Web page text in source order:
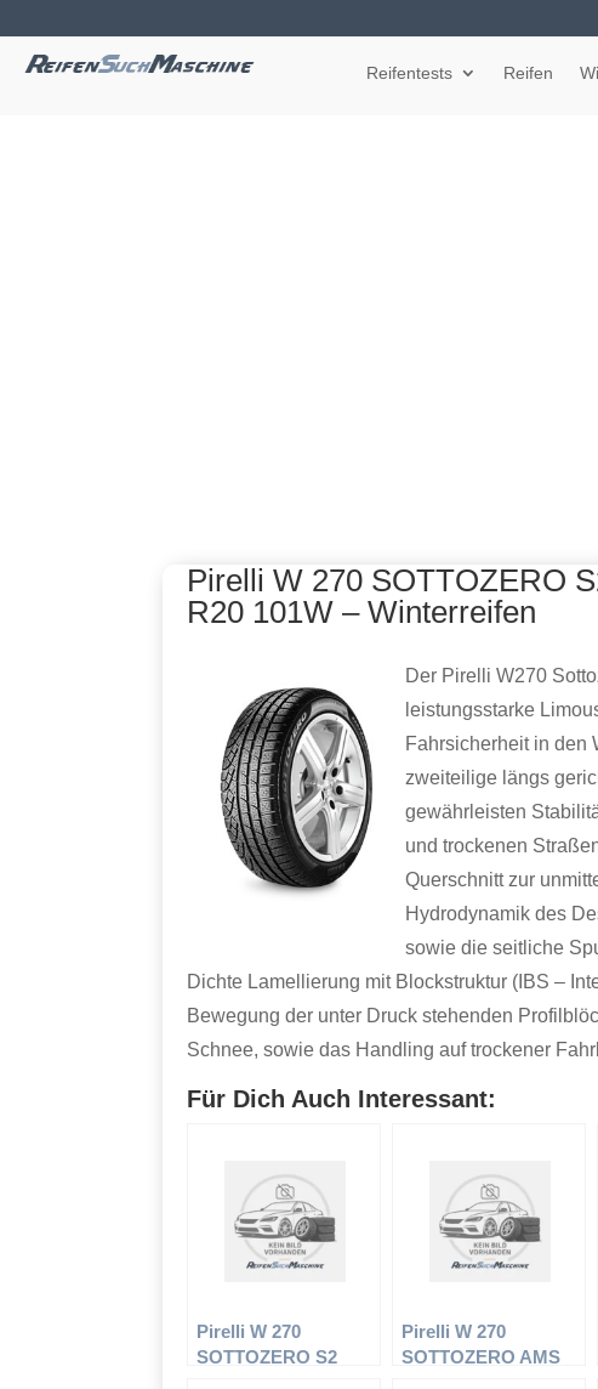
Reifentests Reifen
Pirelli W 270 SOTTOZERO
R20 101W – Winterreifen
Der Pirelli W270
leistungsstarke
Fahrsicherheit in den
zweiteilige längs
gewährleisten
und trockenen
Querschnitt zur
Hydrodynamik des
sowie die seitliche
Dichte Lamellierung mit Blockstruktur (IBS –
Bewegung der unter Druck stehenden
Schnee, sowie das Handling auf trockener
Für Dich Auch Interessant:
Pirelli W 270
SOTTOZERO S2
Pirelli W 270
SOTTOZERO AMS